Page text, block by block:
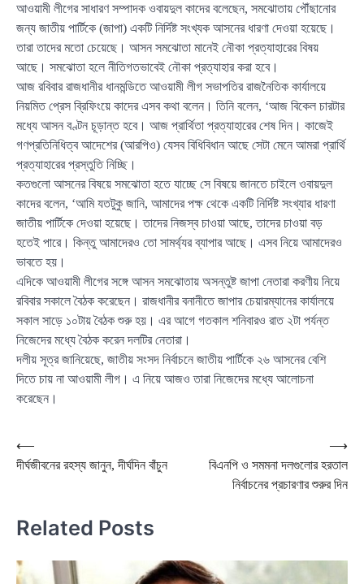
আওয়ামী লীগের সাধারণ সম্পাদক ওবায়দুল কাদের বলেছেন, সমঝোতায় পৌঁছানোর
জন্য জাতীয় পার্টিকে (জাপা) একটি নির্দিষ্ট সংখ্যক আসনের ধারণা দেওয়া হয়েছে।
তারা তাদের মতো চেয়েছে। আসন সমঝোতা মানেই নৌকা প্রত্যাহারের বিষয়
আছে। সমঝোতা হলে নীতিগতভাবেই নৌকা প্রত্যাহার করা হবে।
আজ রবিবার রাজধানীর ধানমন্ডিতে আওয়ামী লীগ সভাপতির রাজনৈতিক কার্যালয়ে
নিয়মিত প্রেস ব্রিফিংয়ে কাদের এসব কথা বলেন। তিনি বলেন, ‘আজ বিকেল চারটার
মধ্যে আসন বণ্টন চূড়ান্ত হবে। আজ প্রার্থিতা প্রত্যাহারের শেষ দিন। কাজেই
গণপ্রতিনিধিত্ব আদেশের (আরপিও) যেসব বিধিবিধান আছে সেটা মেনে আমরা প্রার্থি
প্রত্যাহারের প্রস্তুতি নিচ্ছি।
কতগুলো আসনের বিষয়ে সমঝোতা হতে যাচ্ছে সে বিষয়ে জানতে চাইলে ওবায়দুল
কাদের বলেন, ‘আমি যতটুকু জানি, আমাদের পক্ষ থেকে একটি নির্দিষ্ট সংখ্যার ধারণা
জাতীয় পার্টিকে দেওয়া হয়েছে। তাদের নিজস্ব চাওয়া আছে, তাদের চাওয়া বড়
হতেই পারে। কিন্তু আমাদেরও তো সামর্থ্যর ব্যাপার আছে। এসব নিয়ে আমাদেরও
ভাবতে হয়।
এদিকে আওয়ামী লীগের সঙ্গে আসন সমঝোতায় অসন্তুষ্ট জাপা নেতারা করণীয় নিয়ে
রবিবার সকালে বৈঠক করেছেন। রাজধানীর বনানীতে জাপার চেয়ারম্যানের কার্যালয়ে
সকাল সাড়ে ১০টায় বৈঠক শুরু হয়। এর আগে গতকাল শনিবারও রাত ২টা পর্যন্ত
নিজেদের মধ্যে বৈঠক করেন দলটির নেতারা।
দলীয় সূত্র জানিয়েছে, জাতীয় সংসদ নির্বাচনে জাতীয় পার্টিকে ২৬ আসনের বেশি
দিতে চায় না আওয়ামী লীগ। এ নিয়ে আজও তারা নিজেদের মধ্যে আলোচনা
করেছেন।
Post
navigation
⟵
দীর্ঘজীবনের রহস্য জানুন, দীর্ঘদিন বাঁচুন
বিএনপি ও সমমনা দলগুলোর হরতাল
নির্বাচনের প্রচারণার শুরুর দিন
⟶
Related Posts